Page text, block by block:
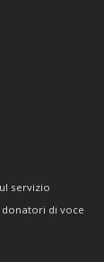
servizio
di voce